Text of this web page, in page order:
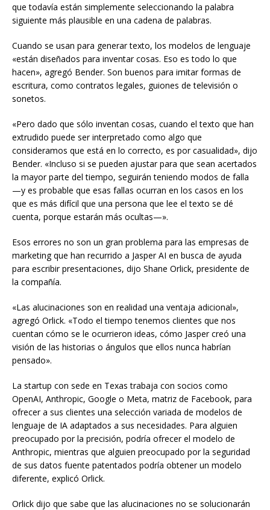
que todavía están simplemente seleccionando la palabra
siguiente más plausible en una cadena de palabras.
Cuando se usan para generar texto, los modelos de lenguaje
«están diseñados para inventar cosas. Eso es todo lo que
hacen», agregó Bender. Son buenos para imitar formas de
escritura, como contratos legales, guiones de televisión o
sonetos.
«Pero dado que sólo inventan cosas, cuando el texto que han
extrudido puede ser interpretado como algo que
consideramos que está en lo correcto, es por casualidad», dijo
Bender. «Incluso si se pueden ajustar para que sean acertados
la mayor parte del tiempo, seguirán teniendo modos de falla
—y es probable que esas fallas ocurran en los casos en los
que es más difícil que una persona que lee el texto se dé
cuenta, porque estarán más ocultas—».
Esos errores no son un gran problema para las empresas de
marketing que han recurrido a Jasper AI en busca de ayuda
para escribir presentaciones, dijo Shane Orlick, presidente de
la compañía.
«Las alucinaciones son en realidad una ventaja adicional»,
agregó Orlick. «Todo el tiempo tenemos clientes que nos
cuentan cómo se le ocurrieron ideas, cómo Jasper creó una
visión de las historias o ángulos que ellos nunca habrían
pensado».
La startup con sede en Texas trabaja con socios como
OpenAI, Anthropic, Google o Meta, matriz de Facebook, para
ofrecer a sus clientes una selección variada de modelos de
lenguaje de IA adaptados a sus necesidades. Para alguien
preocupado por la precisión, podría ofrecer el modelo de
Anthropic, mientras que alguien preocupado por la seguridad
de sus datos fuente patentados podría obtener un modelo
diferente, explicó Orlick.
Orlick dijo que sabe que las alucinaciones no se solucionarán